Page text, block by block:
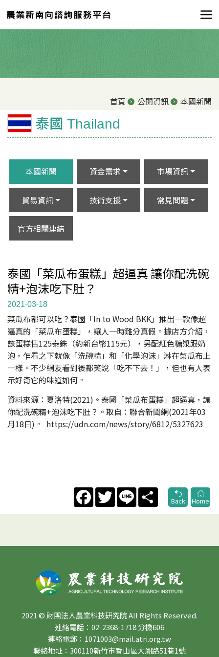
首頁 公開資訊 本國新聞
泰國 Thailand
本國新聞 資金需求 市場資訊
貿易資訊 技術支援 常見問題
官方相關連結
泰國「菜瓜布蛋糕」超逼真 讓你配洗碗
精+泡沫吃下肚？
2021-03-18
菜瓜布都可以吃？泰國 「In to Wood BKK」推出一款像超
逼真的「菜瓜布蛋糕」，讓人一時難分真假。據店方介紹，
該蛋糕售125泰銖（約新台幣115元），另配紅色糖漿跟奶
泡，乍看之下就像「洗碗精」和「化學泡沫」淋在菜瓜布上
一樣。不少網友看到後都笑說「吃不下去！」，但也有人表
示好奇它的味道如何。
資料來源：夏洛特(2021)。泰國「菜瓜布蛋糕」超逼真，讓
你配洗碗精+泡沫吃下肚？。取自：聯合新聞網(2021年03
月18日)。 https://udn.com/news/story/6812/5327623
FacebookTwitter Line
Share
Back
Home
2021 © 財團法人農業科技研究院 All Rights Reserved.
連絡電話：02-2368-1718 分機606
連絡電郵：1071003@mail.atri.org.tw
聯絡地址：300110新竹市香山區大湖路51巷1號